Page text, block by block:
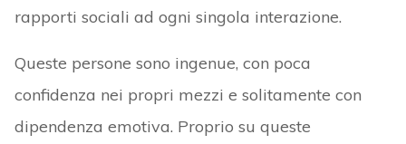
rapporti sociali ad ogni singola interazione.
Queste persone sono ingenue, con poca
confidenza nei propri mezzi e solitamente con
dipendenza emotiva. Proprio su queste